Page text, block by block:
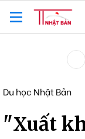
Du học Nhật Bản
"Xuất